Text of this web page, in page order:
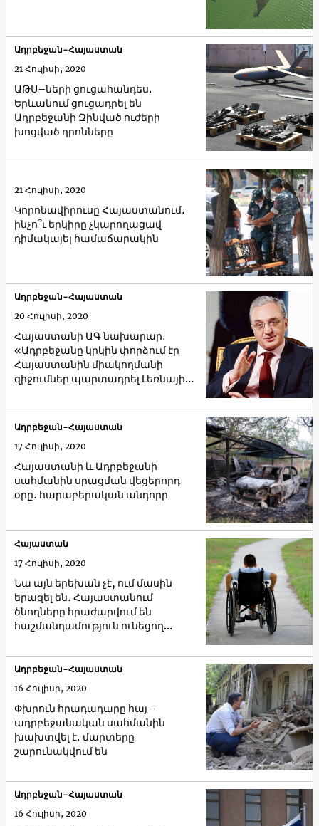
ԱԹՍ–ների ցուցահանդես․
Երևանում ցուցադրել են
Ադրբեջանի Զինված ուժերի
խոցված դրոնները
Ադրբեջան-Հայաստան
21 Հուլիսի, 2020
Կորոնավիրուսը Հայաստանում․
ինչո՞ւ երկիրը չկարողացավ
դիմակայել համաճարակին
21 Հուլիսի, 2020
Հայաստանի ԱԳ նախարար․
«Ադրբեջանը կրկին փորձում էր
Հայաստանին միակողմանի
զիջումներ պարտադրել Լեռնային
Ադրբեջան-Հայաստան
20 Հուլիսի, 2020
Հայաստանի և Ադրբեջանի
սահմանին սրացման վեցերորդ
օրը․ հարաբերական անդորր
Ադրբեջան-Հայաստան
17 Հուլիսի, 2020
Նա այն երեխան չէ, ում մասին
երազել են․ Հայաստանում
ծնողները հրաժարվում են
հաշմանդամություն ունեցող
Հայաստան
17 Հուլիսի, 2020
Փխրուն հրադադարը հայ–
ադրբեջանական սահմանին
խախտվել է․ մարտերը
շարունակվում են
Ադրբեջան-Հայաստան
16 Հուլիսի, 2020
Ադրբեջան-Հայաստան
16 Հուլիսի, 2020